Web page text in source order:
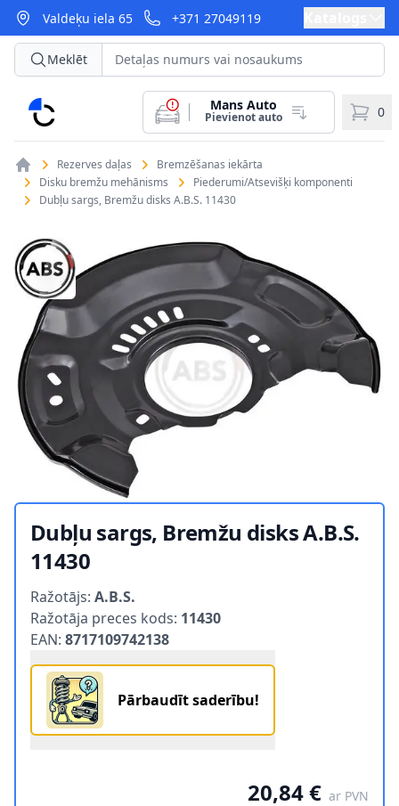
Valdeķu iela 65 +371 27049119
CarParts
Meklēt
Mans Auto
Pievienot auto 0
Rezerves daļas
Bremzēšanas iekārta
Disku bremžu mehānisms
Piederumi/Atsevišķi komponenti
Dubļu sargs, Bremžu disks A.B.S. 11430
Dubļu sargs, Bremžu disks A.B.S.
11430
Ražotājs: A.B.S.
Ražotāja preces kods: 11430
EAN: 8717109742138
Pārbaudīt saderību!
20,84 € ar PVN